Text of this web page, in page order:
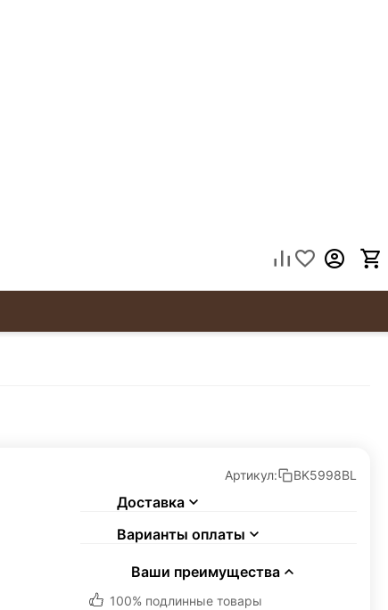
Артикул: BK5998BL
Доставка
Варианты оплаты
Ваши преимущества
100% подлинные товары